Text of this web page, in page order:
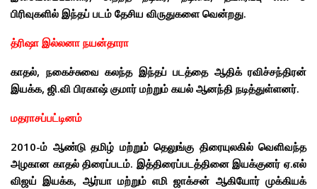
பிரிவுகளில் இந்தப் படம் தேசிய விருதுகளை வென்றது.
த்ரிஷா இல்லனா நயன்தாரா
காதல், நகைச்சுவை கலந்த இந்தப் படத்தை ஆதிக் ரவிச்சந்திரன்
இயக்க, ஜி.வி பிரகாஷ் குமார் மற்றும் கயல் ஆனந்தி நடித்துள்ளனர்.
மதராசப்பட்டினம்
2010-ம் ஆண்டு தமிழ் மற்றும் தெலுங்கு திரையுலகில் வெளிவந்த
அழகான காதல் திரைப்படம். இத்திரைப்படத்தினை இயக்குனர் ஏ.எல்
விஜய் இயக்க, ஆர்யா மற்றும் எமி ஜாக்சன் ஆகியோர் முக்கியக்